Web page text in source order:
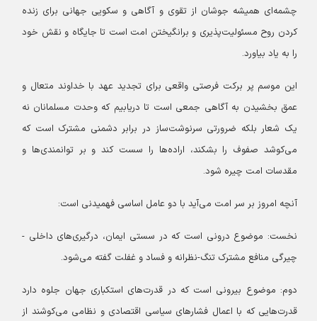
چشمه‌ای همیشه جوشان از تقوی و آگاهی و سکویی جهانی برای زنده
کردن روح مسئولیت‌پذیری و برانگیختن امت است تا جایگاه و نقش خود
را به یاد بیاورد.
این موسم پر برکت فرصتی واقعی برای تجدید عهد با خداوند متعال و
عمق بخشیدن به آگاهی جمعی است تا دریابیم که وحدت مسلمانان نه
یک شعار بلکه ضرورتی سرنوشت‌ساز در برابر دشمنی مشترک است که
می‌کوشد صفوف را بشکند، اراده‌ها را سست کند و بر توانمندی‌ها و
مقدسات امت چیره شود.
آنچه امروز بر سر امت می‌آید با دو عامل اساسی فهمیدنی است:
نخست: موضوع درونی است که در سستی ایمان، درگیری‌های داخلی -
چیرگی منافع مشترک تنگ-نظرانه و فساد و غفلت گفته می‌شود.
دوم: موضوع بیرونی است که در قدرت‌های استکباری جهان جلوه دارد
قدرت‌هایی که با اعمال فشارهای سیاسی اقتصادی و نظامی می‌کوشند از